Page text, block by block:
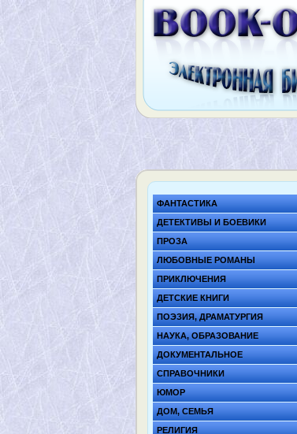
ФАНТАСТИКА
ДЕТЕКТИВЫ И БОЕВИКИ
ПРОЗА
ЛЮБОВНЫЕ РОМАНЫ
ПРИКЛЮЧЕНИЯ
ДЕТСКИЕ КНИГИ
ПОЭЗИЯ, ДРАМАТУРГИЯ
НАУКА, ОБРАЗОВАНИЕ
ДОКУМЕНТАЛЬНОЕ
СПРАВОЧНИКИ
ЮМОР
ДОМ, СЕМЬЯ
РЕЛИГИЯ